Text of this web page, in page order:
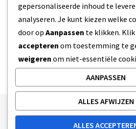
Publishing Principles
gepersonaliseerde inhoud te
analyseren. Je kunt kiezen welke
door op Aanpassen te klikken. Klik
accepteren om toestemming te
weigeren om niet-essentiële
AANPASSEN
ALLES AFWIJZEN
ALLES